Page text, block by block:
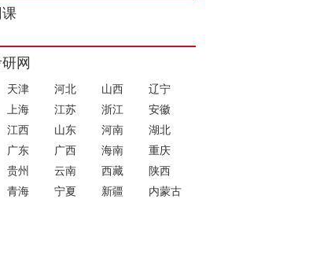
网
天津 河北 山西
辽宁
上海 江苏 浙江
安徽
江西 山东 河南
湖北
广东 广西 海南
重庆
贵州 云南 西藏
陕西
青海 宁夏 新疆
内蒙古